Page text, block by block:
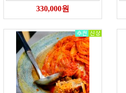
330,000원